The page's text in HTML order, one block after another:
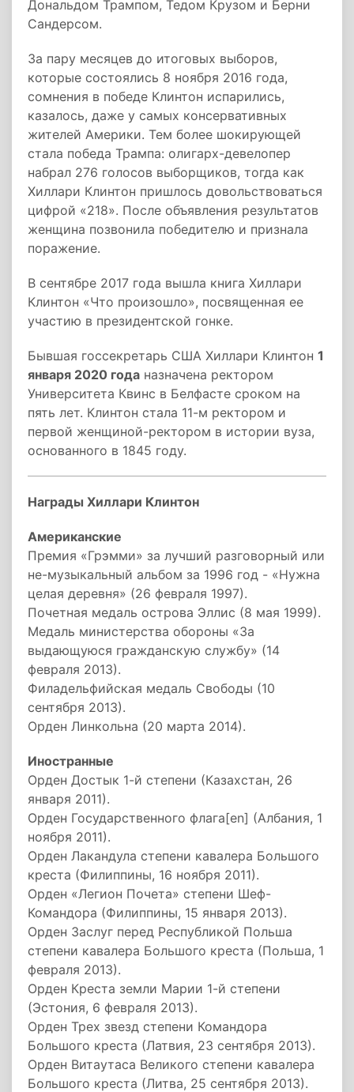
Дональдом Трампом, Тедом Крузом и Берни
Сандерсом.
За пару месяцев до итоговых выборов,
которые состоялись 8 ноября 2016 года,
сомнения в победе Клинтон испарились,
казалось, даже у самых консервативных
жителей Америки. Тем более шокирующей
стала победа Трампа: олигарх-девелопер
набрал 276 голосов выборщиков, тогда как
Хиллари Клинтон пришлось довольствоваться
цифрой «218». После объявления результатов
женщина позвонила победителю и признала
поражение.
В сентябре 2017 года вышла книга Хиллари
Клинтон «Что произошло», посвященная ее
участию в президентской гонке.
Бывшая госсекретарь США Хиллари Клинтон 1
января 2020 года назначена ректором
Университета Квинс в Белфасте сроком на
пять лет. Клинтон стала 11-м ректором и
первой женщиной-ректором в истории вуза,
основанного в 1845 году.
Награды Хиллари Клинтон
Американские
Премия «Грэмми» за лучший разговорный или
не-музыкальный альбом за 1996 год - «Нужна
целая деревня» (26 февраля 1997).
Почетная медаль острова Эллис (8 мая 1999).
Медаль министерства обороны «За
выдающуюся гражданскую службу» (14
февраля 2013).
Филадельфийская медаль Свободы (10
сентября 2013).
Орден Линкольна (20 марта 2014).
Иностранные
Орден Достык 1-й степени (Казахстан, 26
января 2011).
Орден Государственного флага[en] (Албания, 1
ноября 2011).
Орден Лакандула степени кавалера Большого
креста (Филиппины, 16 ноября 2011).
Орден «Легион Почета» степени Шеф-
Командора (Филиппины, 15 января 2013).
Орден Заслуг перед Республикой Польша
степени кавалера Большого креста (Польша, 1
февраля 2013).
Орден Креста земли Марии 1-й степени
(Эстония, 6 февраля 2013).
Орден Трех звезд степени Командора
Большого креста (Латвия, 23 сентября 2013).
Орден Витаутаса Великого степени кавалера
Большого креста (Литва, 25 сентября 2013).